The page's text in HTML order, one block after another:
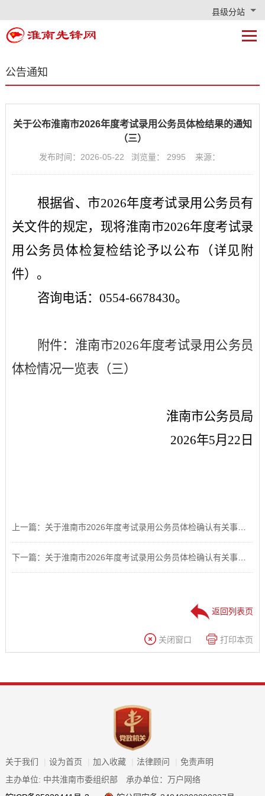
县级分站
公告通知
关于公布淮南市2026年度考试录用公务员体检结果的通知
（三）
发布时间：2026-05-22 浏览量： 2995 来源：
根据省、市2026年度考试录用公务员有
关文件的规定，现将淮南市2026年度考试录
用公务员体检复检结论予以公布（详见附
件）。
咨询电话： 0554-6678430。
附件：淮南市2026年度考试录用公务员
体检情况一览表（三）
淮南市公务员局
2026年5月 22 日
上一篇：关于淮南市2026年度考试录用公务员体检确认有关事项的通知（五）
下一篇：关于淮南市2026年度考试录用公务员体检确认有关事项的通知（四）
返回列表页
关闭窗口 打印本页
关于我们 设为首页 加入收藏 法律顾问
免责声明
主办单位: 中共淮南市委组织部
承办单位：万户网络